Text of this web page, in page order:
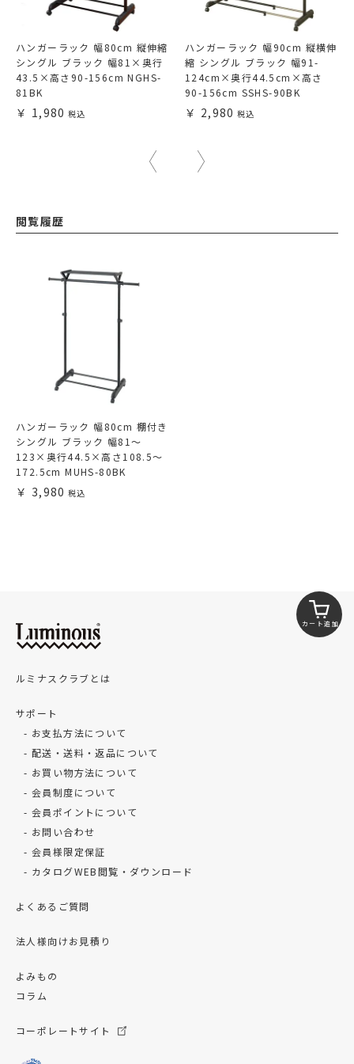
ハンガーラック 幅80cm 縦伸縮
シングル ブラック 幅81×奥行
43.5×高さ90-156cm NGHS-
81BK
1,980
ハンガーラック 幅90cm 縦横伸
縮 シングル ブラック 幅91-
124cm×奥行44.5cm×高さ
90-156cm SSHS-90BK
2,980
閲覧履歴
ハンガーラック 幅80cm 棚付き
シングル ブラック 幅81～
123×奥行44.5×高さ108.5～
172.5cm MUHS-80BK
3,980
カート追加
ルミナスクラブとは
サポート
お支払方法について
配送・送料・返品について
お買い物方法について
会員制度について
会員ポイントについて
お問い合わせ
会員様限定保証
カタログWEB閲覧・ダウンロード
よくあるご質問
法人様向けお見積り
よみもの
コラム
コーポレートサイト